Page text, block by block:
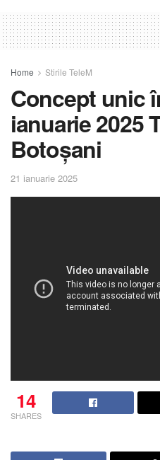
Home Stirile TeleM
Concept unic
ianuarie 2025
Botoșani
21 ianuarie 2025
14
SHARES